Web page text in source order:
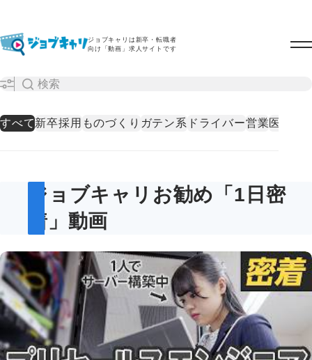
ジョブキャリは新卒・転職者
向け「動画」求人サイトです
すべて新卒採用 ものづくり ガテン系 ドライバー営業医療・
ジョブキャリお勧め「1日密
着」動画